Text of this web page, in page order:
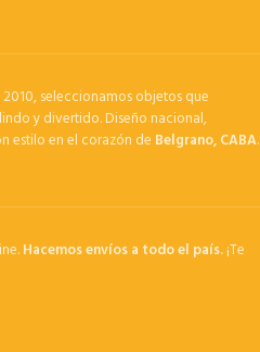
2010, seleccionamos objetos que
y divertido. Diseño nacional,
estilo en el corazón de Belgrano, CABA.
Hacemos envíos a todo el país.¡Te